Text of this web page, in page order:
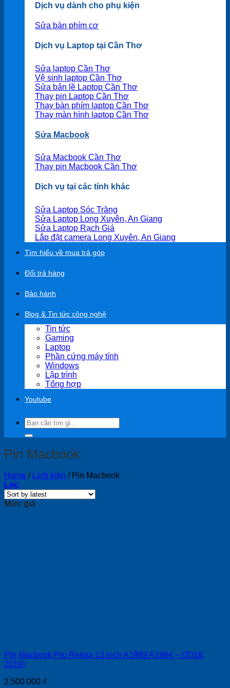
Dịch vụ dành cho phụ kiện
Sửa bàn phím cơ
Dịch vụ Laptop tại Cần Thơ
Sửa laptop Cần Thơ
Vệ sinh laptop Cần Thơ
Sửa bản lề Laptop Cần Thơ
Thay pin Laptop Cần Thơ
Thay bàn phím laptop Cần Thơ
Thay màn hình laptop Cần Thơ
Sửa Macbook
Sửa Macbook Cần Thơ
Thay pin Macbook Cần Thơ
Dịch vụ tại các tỉnh khác
Sửa Laptop Sóc Trăng
Sửa Laptop Long Xuyên, An Giang
Sửa Laptop Rạch Giá
Lắp đặt camera Long Xuyên, An Giang
Tìm hiểu về mua trả góp
Đổi trả hàng
Bảo hành
Blog & Tin tức công nghệ
Tin tức
Gaming
Laptop
Phần cứng máy tính
Windows
Lập trình
Tổng hợp
Youtube
Search
for:
Pin Macbook
Home / Linh kiện /Pin Macbook
Lọc
Mức giá
Pin Macbook Pro Retina 13 inch A1989 A1964 – (2018,
2019)
2.500.000 ₫